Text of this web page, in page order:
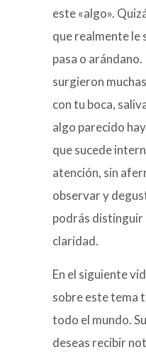
este «algo».
que realmente le
pasa o
surgieron
con tu boca,
algo parecido
que sucede
atención, sin
observar y
podrás distinguir
claridad.
En el siguiente
sobre este tema
todo el mundo.
deseas recibir